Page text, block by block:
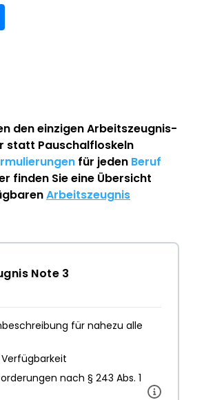
den einzigenArbeitszeugnis-
statt Pauschalfloskeln
für jeden Beruf
finden Sie eine Übersicht
Arbeitszeugnis
Note 3
für nahezu alle
nach § 243 Abs. 1